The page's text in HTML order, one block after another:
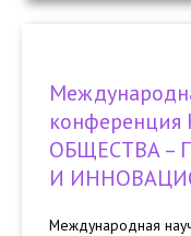
ОБЩЕСТВА –
И
Международная